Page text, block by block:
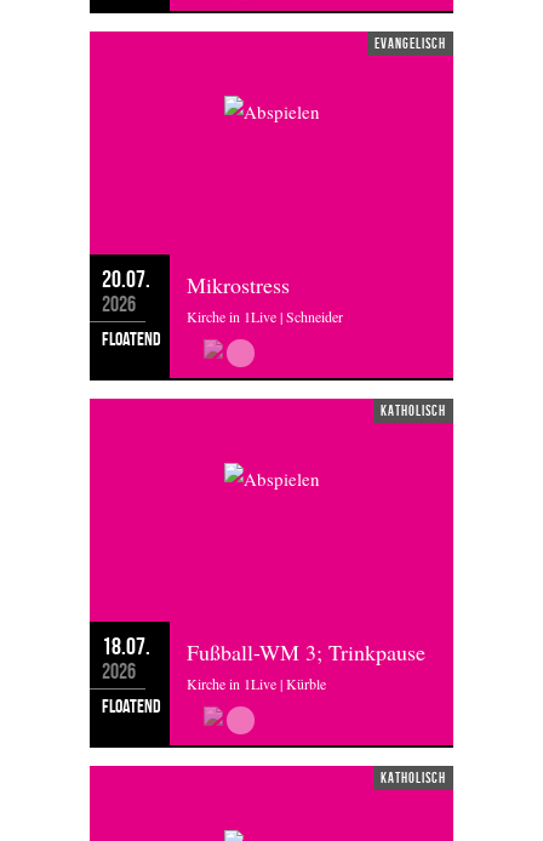
evangelisch
20.07.
2026
floatend
Mikrostress
Kirche in 1Live | Schneider
katholisch
18.07.
2026
floatend
Fußball-WM 3; Trinkpause
Kirche in 1Live | Kürble
katholisch